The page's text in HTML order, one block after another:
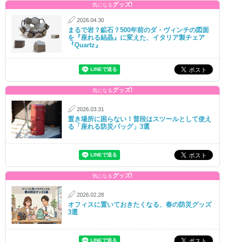
気になるグッズ!
2026.04.30
まるで岩？鉱石？500年前のダ・ヴィンチの図面
を『座れる結晶』に変えた、イタリア製チェア
『Quartz』
気になるグッズ!
2026.03.31
置き場所に困らない！普段はスツールとして使え
る「座れる防災バッグ」3選
気になるグッズ!
2026.02.28
オフィスに置いておきたくなる、春の防災グッズ
3選